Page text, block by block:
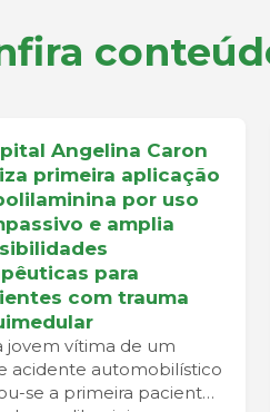
Angelina Caron
primeira aplicação
por uso
e amplia
para
com trauma
jovem vítima de um
acidente automobilístico
se a primeira paciente